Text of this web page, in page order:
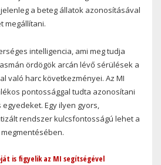
a beteg állatok azonosításával
megállítani.
intelligencia, ami meg tudja
ördögök arcán lévő sérülések a
való harc következményei. Az MI
pontossággal tudta azonosítani
Egy ilyen gyors,
rendszer kulcsfontosságú lehet a
is figyelik az MI segítségével